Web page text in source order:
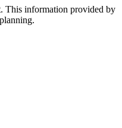
This information provided by